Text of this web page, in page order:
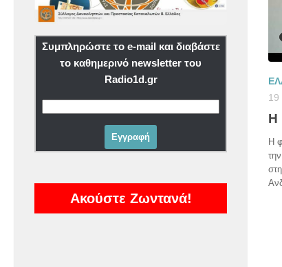
19
Η
Η
Συμπληρώστε το e-mail και διαβάστε
το καθημερινό newsletter του
Radio1d.gr
Ακούστε Ζωντανά!